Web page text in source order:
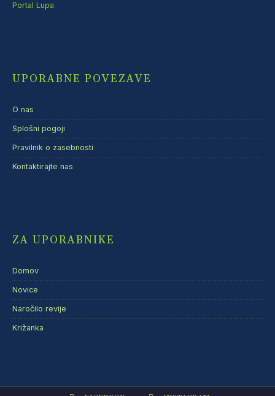
Portal Lupa
UPORABNE POVEZAVE
O nas
Splošni pogoji
Pravilnik o zasebnosti
Kontaktirajte nas
ZA UPORABNIKE
Domov
Novice
Naročilo revije
Križanka